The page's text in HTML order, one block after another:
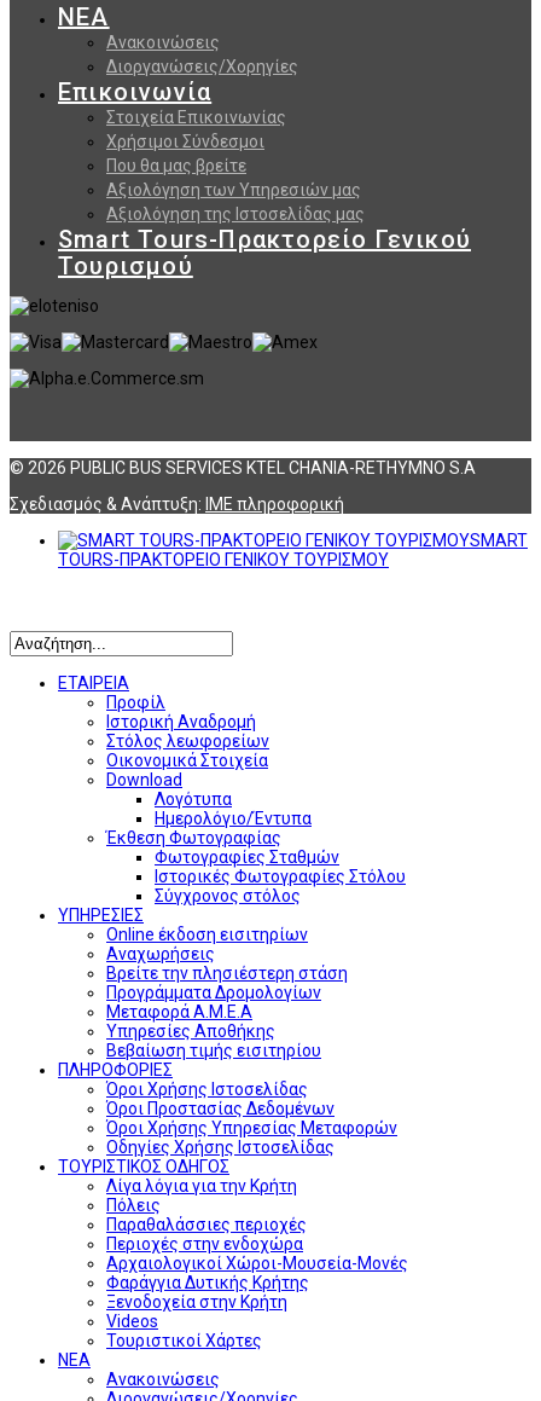
ΝΕΑ
Ανακοινώσεις
Διοργανώσεις/Χορηγίες
Επικοινωνία
Στοιχεία Επικοινωνίας
Χρήσιμοι Σύνδεσμοι
Που θα μας βρείτε
Αξιολόγηση των Υπηρεσιών μας
Αξιολόγηση της Ιστοσελίδας μας
Smart Tours-Πρακτορείο Γενικού
Τουρισμού
© 2026 PUBLIC BUS SERVICES KTEL CHANIA-RETHYMNO S.A
Σχεδιασμός & Ανάπτυξη: ΙΜΕ πληροφορική
SMART
TOURS-ΠΡΑΚΤΟΡΕΙΟ ΓΕΝΙΚΟΥ ΤΟΥΡΙΣΜΟΥ
ΕΤΑΙΡΕΙΑ
Προφίλ
Ιστορική Αναδρομή
Στόλος λεωφορείων
Οικονομικά Στοιχεία
Download
Λογότυπα
Ημερολόγιο/Έντυπα
Έκθεση Φωτογραφίας
Φωτογραφίες Σταθμών
Ιστορικές Φωτογραφίες Στόλου
Σύγχρονος στόλος
ΥΠΗΡΕΣΙΕΣ
Online έκδοση εισιτηρίων
Αναχωρήσεις
Βρείτε την πλησιέστερη στάση
Προγράμματα Δρομολογίων
Μεταφορά Α.Μ.Ε.Α
Υπηρεσίες Αποθήκης
Βεβαίωση τιμής εισιτηρίου
ΠΛΗΡΟΦΟΡΙΕΣ
Όροι Χρήσης Ιστοσελίδας
Όροι Προστασίας Δεδομένων
Όροι Χρήσης Υπηρεσίας Μεταφορών
Οδηγίες Χρήσης Ιστοσελίδας
ΤΟΥΡΙΣΤΙΚΟΣ ΟΔΗΓΟΣ
Λίγα λόγια για την Κρήτη
Πόλεις
Παραθαλάσσιες περιοχές
Περιοχές στην ενδοχώρα
Αρχαιολογικοί Χώροι-Μουσεία-Μονές
Φαράγγια Δυτικής Κρήτης
Ξενοδοχεία στην Κρήτη
Videos
Τουριστικοί Χάρτες
ΝΕΑ
Ανακοινώσεις